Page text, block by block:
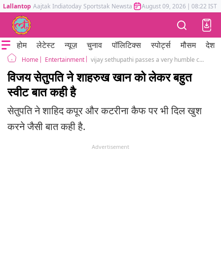
Lallantop Aajtak Indiatoday Sportstak Newstak Mumbai Tak Astrotak
August 09, 2026 | 08:22 IST
होम लेटेस्ट न्यूज़ चुनाव पॉलिटिक्स स्पोर्ट्स मौसम देश
Home Entertainment vijay sethupathi passes a very humble comment on Shahrukh Khan Katrina Kaif sahid kapoor
विजय सेतुपति ने शाहरुख खान को लेकर बहुत
स्वीट बात कही है
सेतुपति ने शाहिद कपूर और कटरीना कैफ पर भी दिल खुश
करने जैसी बात कही है.
Advertisement